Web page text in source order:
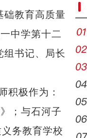
教育高质量
中学第十二
组书记、局长
极作为：
；与石河子
务教育学校